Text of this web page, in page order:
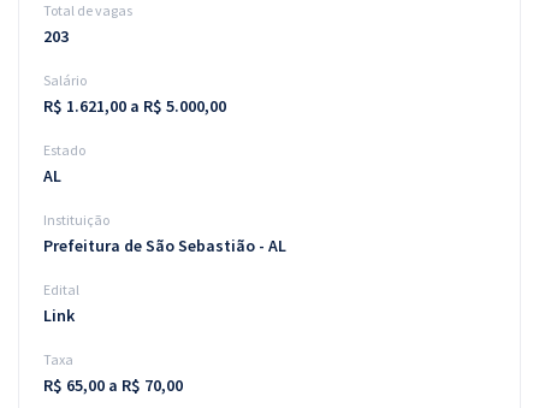
Aprovados
Atendimento
Total de vagas
203
Salário
R$ 1.621,00 a R$ 5.000,00
Estado
AL
Instituição
Prefeitura de São Sebastião - AL
Edital
Link
Taxa
R$ 65,00 a R$ 70,00